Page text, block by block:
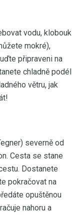
vodu, klobouk
mokré),
připraveni na
chladně podél
větru, jak
severně od
Cesta se stane
Dostanete
pokračovat na
opuštěnou
nahoru a